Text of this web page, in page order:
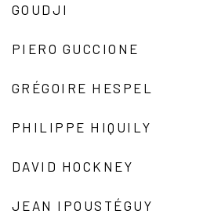
GOUDJI
PIERO GUCCIONE
GRÉGOIRE HESPEL
PHILIPPE HIQUILY
DAVID HOCKNEY
JEAN IPOUSTÉGUY